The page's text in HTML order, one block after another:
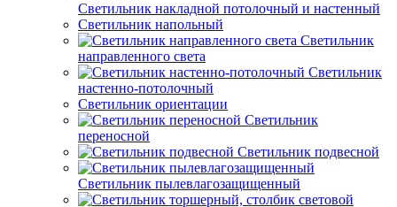
Светильник накладной потолочный и настенный
Светильник напольный
Светильник
направленного света
Светильник
настенно-потолочный
Светильник ориентации
Светильник
переносной
Светильник подвесной
Светильник пылевлагозащищенный